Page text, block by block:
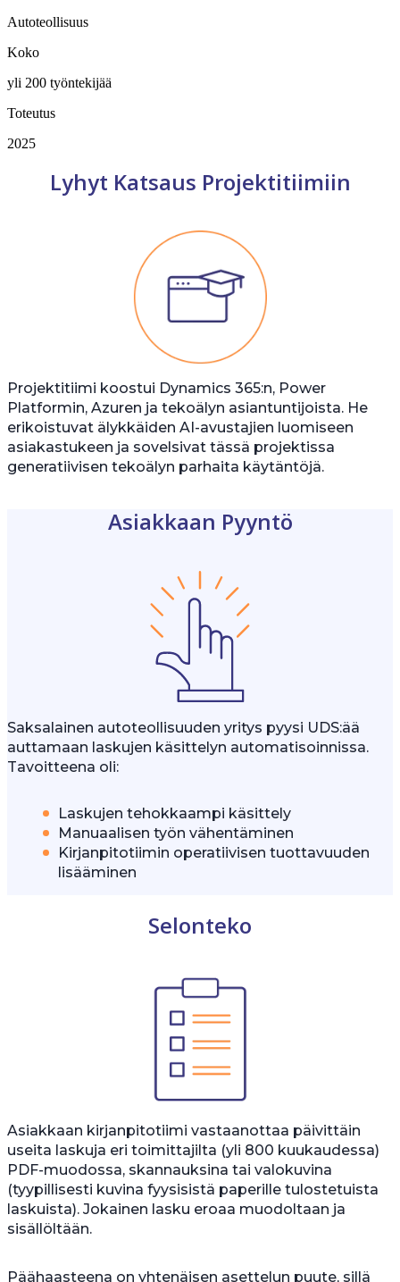
Autoteollisuus
Koko
yli 200 työntekijää
Toteutus
2025
Lyhyt Katsaus Projektitiimiin
Projektitiimi koostui Dynamics 365:n, Power
Platformin, Azuren ja tekoälyn asiantuntijoista. He
erikoistuvat älykkäiden AI-avustajien luomiseen
asiakastukeen ja sovelsivat tässä projektissa
generatiivisen tekoälyn parhaita käytäntöjä.
Asiakkaan Pyyntö
Saksalainen autoteollisuuden yritys pyysi UDS:ää
auttamaan laskujen käsittelyn automatisoinnissa.
Tavoitteena oli:
Laskujen tehokkaampi käsittely
Manuaalisen työn vähentäminen
Kirjanpitotiimin operatiivisen tuottavuuden
lisääminen
Selonteko
Asiakkaan kirjanpitotiimi vastaanottaa päivittäin
useita laskuja eri toimittajilta (yli 800 kuukaudessa)
PDF-muodossa, skannauksina tai valokuvina
(tyypillisesti kuvina fyysisistä paperille tulostetuista
laskuista). Jokainen lasku eroaa muodoltaan ja
sisällöltään.
Päähaasteena on yhtenäisen asettelun puute, sillä